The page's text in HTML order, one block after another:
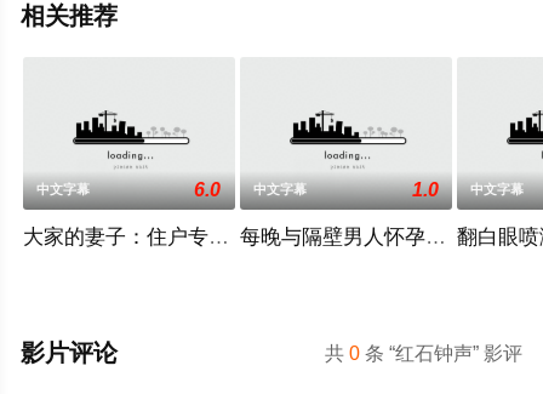
相关推荐
中文字幕 6.0
大家的妻子：住户专用洞口
中文字幕 1.0
每晚与隔壁男人怀孕性爱
中文字幕
翻白眼
共0 条 “红石钟声” 影评
影片评论